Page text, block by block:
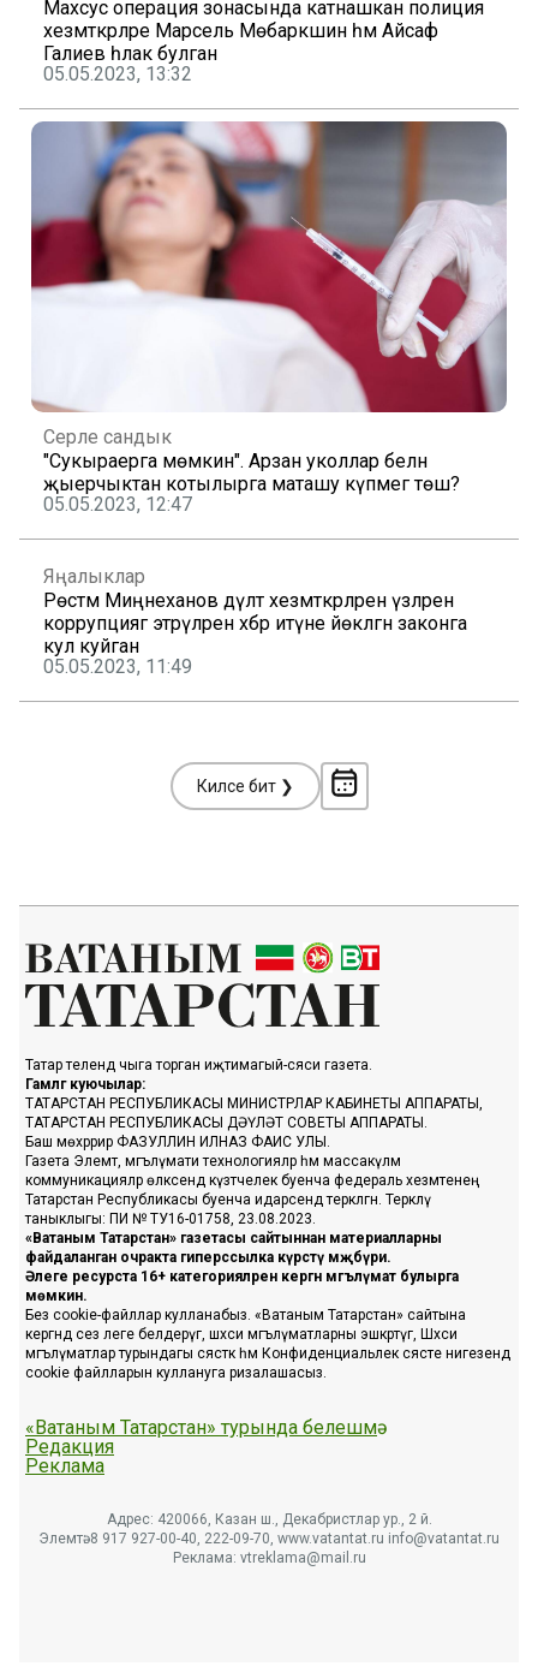
Махсус операция зонасында катнашкан полиция
хезмәткәрләре Марсель Мөбарәкшин һәм Айсаф
Галиев һәлак булган
05.05.2023, 13:32
Серле сандык
"Сукыраерга мөмкин". Арзан уколлар белән
җыерчыктан котылырга маташу күпмегә төшә?
05.05.2023, 12:47
Яңалыклар
Рөстәм Миңнеханов дәүләт хезмәткәрләренә үзләрен
коррупциягә этәрүләрен хәбәр итүне йөкләгән законга
кул куйган
05.05.2023, 11:49
Киләсе бит ❯
Татар телендә чыга торган иҗтимагый-сәяси газета.
Гамәлгә куючылар:
ТАТАРСТАН РЕСПУБЛИКАСЫ МИНИСТРЛАР КАБИНЕТЫ АППАРАТЫ,
ТАТАРСТАН РЕСПУБЛИКАСЫ ДӘҮЛӘТ СОВЕТЫ АППАРАТЫ.
Баш мөхәррир ФАЗУЛЛИН ИЛНАЗ ФАИС УЛЫ.
Газета Элемтә, мәгълүмати технологияләр һәм массакүләм
коммуникацияләр өлкәсендә күзәтчелек буенча федераль хезмәтенең
Татарстан Республикасы буенча идарәсендә теркәлгән. Теркәлү
таныклыгы: ПИ № ТУ16-01758, 23.08.2023.
«Ватаным Татарстан» газетасы сайтыннан материалларны
файдаланган очракта гиперссылка күрсәтү мәҗбүри.
Әлеге ресурста 16+ категорияләренә кергән мәгълүмат булырга
мөмкин.
Без cookie-файллар кулланабыз. «Ватаным Татарстан» сайтына
кергәндә сез әлеге белдерүгә, шәхси мәгълүматларны эшкәртүгә, Шәхси
мәгълүматлар турындагы сәясәткә һәм Конфиденциальлек сәясәте нигезендә
cookie файлларын куллануга ризалашасыз.
«Ватаным Татарстан» турында белешмә
Редакция
Реклама
Адрес: 420066, Казан ш., Декабристлар ур., 2 й.
Элемтә: 8 917 927-00-40, 222-09-70, www.vatantat.ru info@vatantat.ru
Реклама: vtreklama@mail.ru